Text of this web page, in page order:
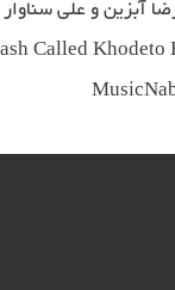
آبزین و علی
Called